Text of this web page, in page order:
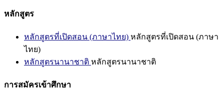
หลักสูตร
หลักสูตรที่เปิดสอน (ภาษาไทย) หลักสูตรที่เปิดสอน (ภาษา
ไทย)
หลักสูตรนานาชาติ หลักสูตรนานาชาติ
การสมัครเข้าศึกษา